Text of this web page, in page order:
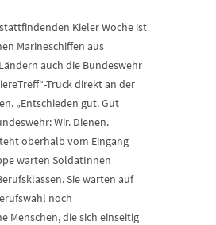
Kieler Woche ist
Marineschiffen aus
auch die Bundeswehr
Truck direkt an der
„Entschieden gut. Gut
Wir. Dienen.
oberhalb vom Eingang
warten SoldatInnen
Sie warten auf
noch
Menschen, die sich einseitig